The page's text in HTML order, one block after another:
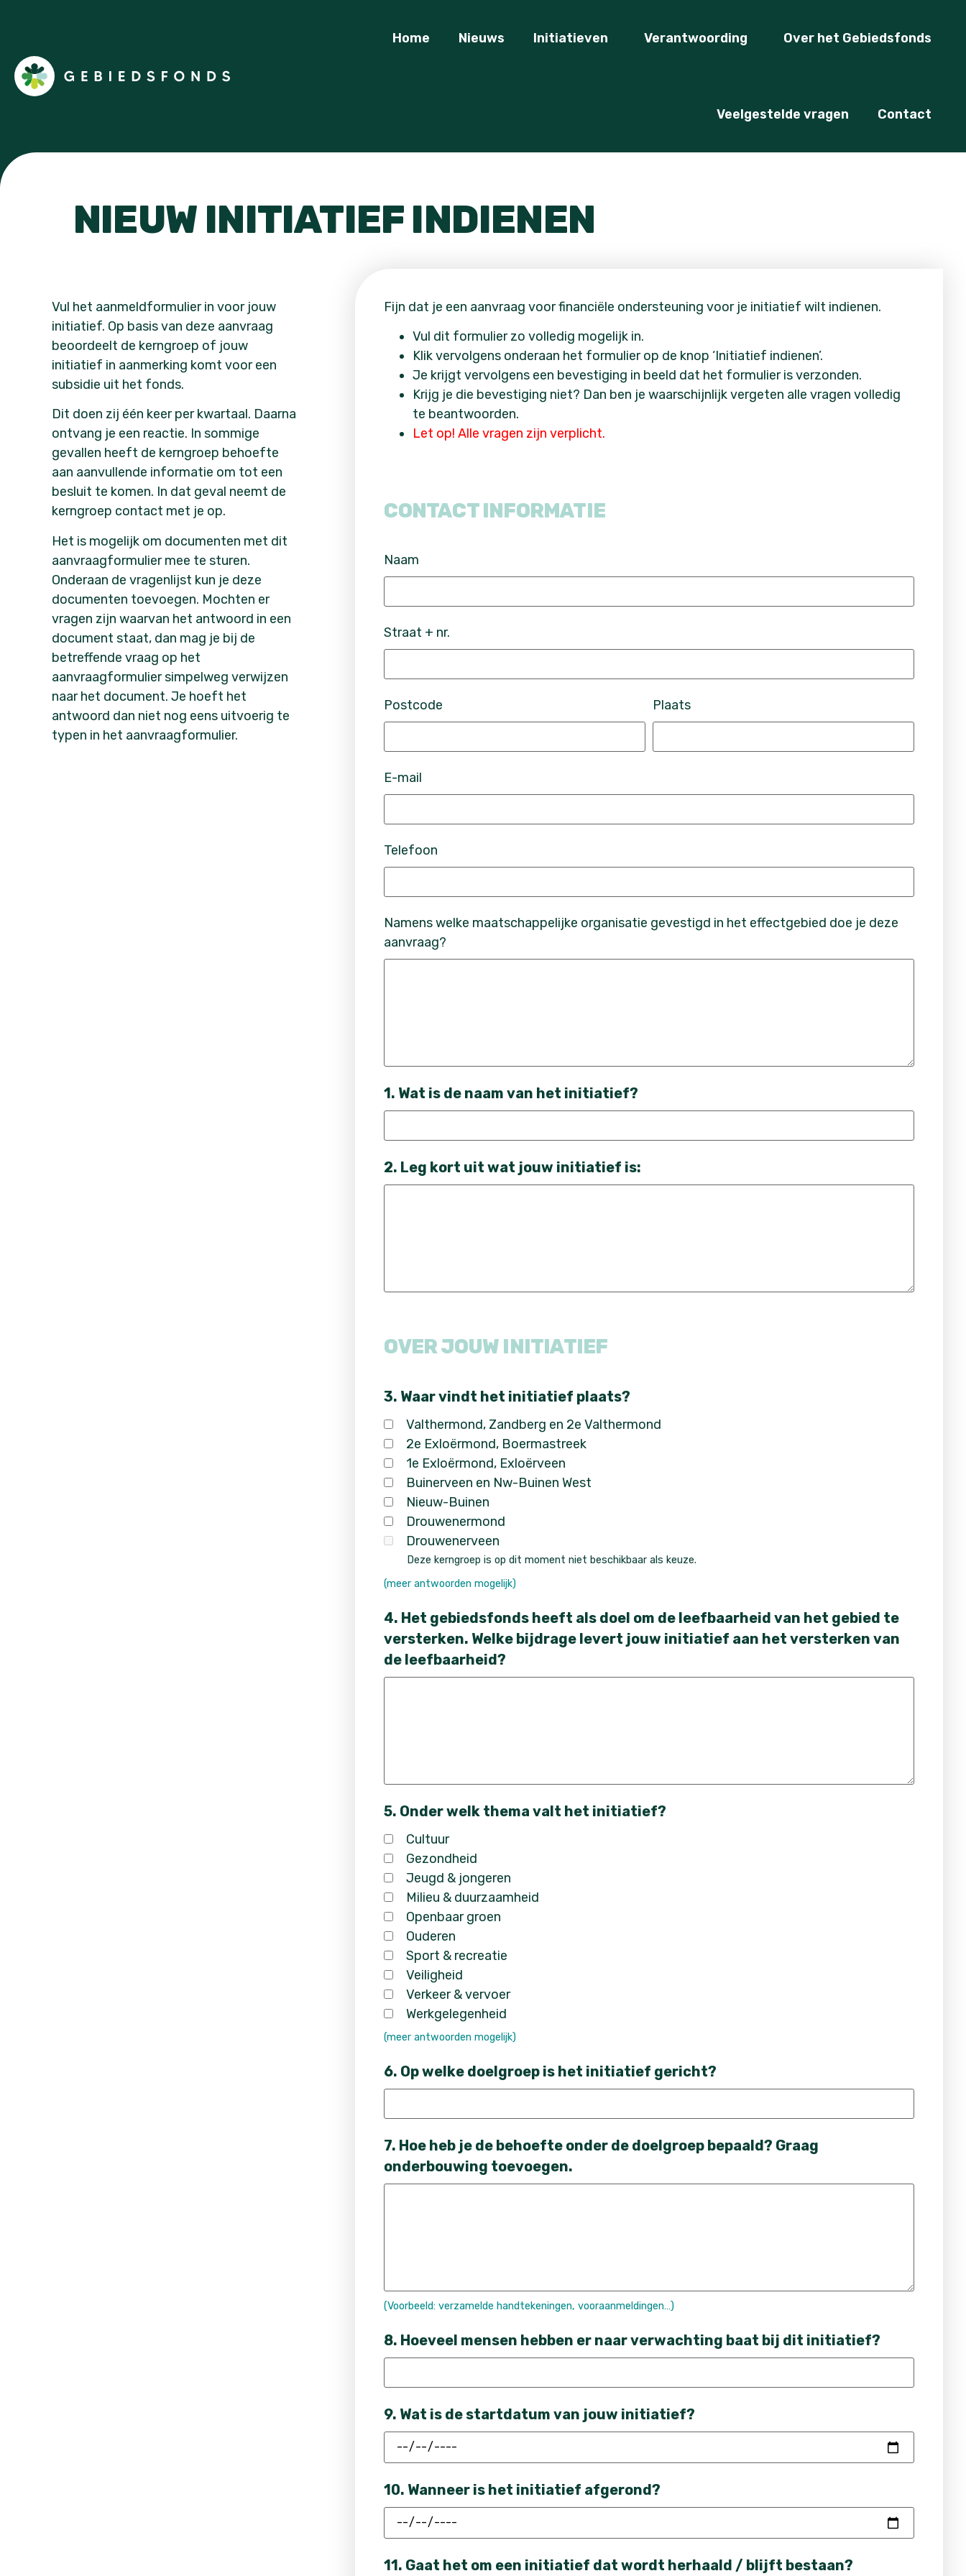
Home Nieuws Initiatieven Verantwoording Over het Gebiedsfonds
Veelgestelde vragen Contact
NIEUW INITIATIEF INDIENEN
Vul het aanmeldformulier in voor jouw
initiatief. Op basis van deze aanvraag
beoordeelt de kerngroep of jouw
initiatief in aanmerking komt voor een
subsidie uit het fonds.
Dit doen zij één keer per kwartaal. Daarna
ontvang je een reactie. In sommige
gevallen heeft de kerngroep behoefte
aan aanvullende informatie om tot een
besluit te komen. In dat geval neemt de
kerngroep contact met je op.
Het is mogelijk om documenten met dit
aanvraagformulier mee te sturen.
Onderaan de vragenlijst kun je deze
documenten toevoegen. Mochten er
vragen zijn waarvan het antwoord in een
document staat, dan mag je bij de
betreffende vraag op het
aanvraagformulier simpelweg verwijzen
naar het document. Je hoeft het
antwoord dan niet nog eens uitvoerig te
typen in het aanvraagformulier.
Fijn dat je een aanvraag voor financiële ondersteuning voor je initiatief wilt indienen.
Vul dit formulier zo volledig mogelijk in.
Klik vervolgens onderaan het formulier op de knop ‘Initiatief indienen’.
Je krijgt vervolgens een bevestiging in beeld dat het formulier is verzonden.
Krijg je die bevestiging niet? Dan ben je waarschijnlijk vergeten alle vragen volledig
te beantwoorden.
Let op! Alle vragen zijn verplicht.
CONTACT INFORMATIE
Naam
Straat + nr.
Postcode Plaats
E-mail
Telefoon
Namens welke maatschappelijke organisatie gevestigd in het effectgebied doe je deze
aanvraag?
1. Wat is de naam van het initiatief?
2. Leg kort uit wat jouw initiatief is:
OVER JOUW INITIATIEF
3. Waar vindt het initiatief plaats?
Valthermond, Zandberg en 2e Valthermond
2e Exloërmond, Boermastreek
1e Exloërmond, Exloërveen
Buinerveen en Nw-Buinen West
Nieuw-Buinen
Drouwenermond
Drouwenerveen
Deze kerngroep is op dit moment niet beschikbaar als keuze.
(meer antwoorden mogelijk)
4. Het gebiedsfonds heeft als doel om de leefbaarheid van het gebied te
versterken. Welke bijdrage levert jouw initiatief aan het versterken van
de leefbaarheid?
5. Onder welk thema valt het initiatief?
Cultuur
Gezondheid
Jeugd & jongeren
Milieu & duurzaamheid
Openbaar groen
Ouderen
Sport & recreatie
Veiligheid
Verkeer & vervoer
Werkgelegenheid
(meer antwoorden mogelijk)
6. Op welke doelgroep is het initiatief gericht?
7. Hoe heb je de behoefte onder de doelgroep bepaald? Graag
onderbouwing toevoegen.
(Voorbeeld: verzamelde handtekeningen, vooraanmeldingen…)
8. Hoeveel mensen hebben er naar verwachting baat bij dit initiatief?
9. Wat is de startdatum van jouw initiatief?
10. Wanneer is het initiatief afgerond?
11. Gaat het om een initiatief dat wordt herhaald / blijft bestaan?